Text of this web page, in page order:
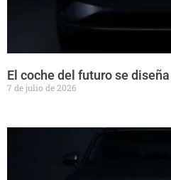
El coche del futuro se
7 de julio de 2026